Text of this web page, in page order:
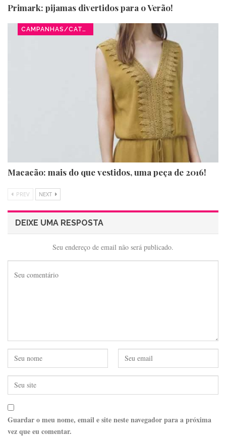
Primark: pijamas divertidos para o Verão!
CAMPANHAS/CATÁLOGOS
Macacão: mais do que vestidos, uma peça de 2016!
PREV NEXT
DEIXE UMA RESPOSTA
Seu endereço de email não será publicado.
Guardar o meu nome, email e site neste navegador para a próxima
vez que eu comentar.